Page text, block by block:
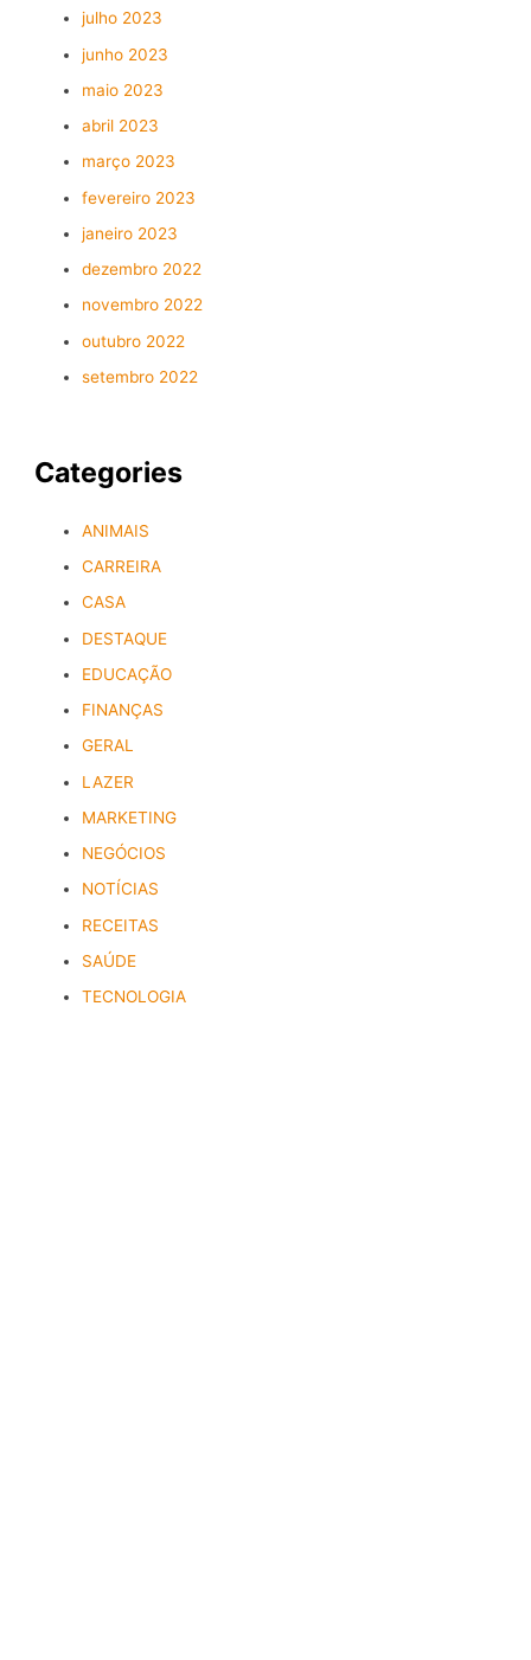
julho 2023
junho 2023
maio 2023
abril 2023
março 2023
fevereiro 2023
janeiro 2023
dezembro 2022
novembro 2022
outubro 2022
setembro 2022
Categories
ANIMAIS
CARREIRA
CASA
DESTAQUE
EDUCAÇÃO
FINANÇAS
GERAL
LAZER
MARKETING
NEGÓCIOS
NOTÍCIAS
RECEITAS
SAÚDE
TECNOLOGIA